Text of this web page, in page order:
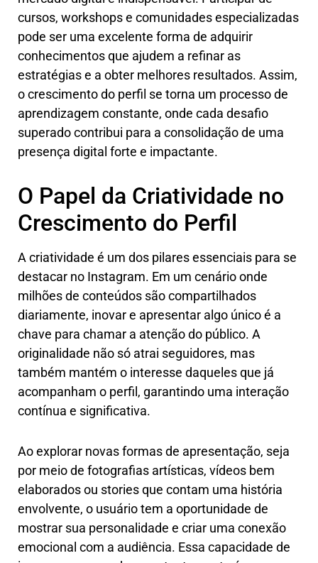
cursos, workshops e comunidades especializadas
pode ser uma excelente forma de adquirir
conhecimentos que ajudem a refinar as
estratégias e a obter melhores resultados. Assim,
o crescimento do perfil se torna um processo de
aprendizagem constante, onde cada desafio
superado contribui para a consolidação de uma
presença digital forte e impactante.
O Papel da Criatividade no
Crescimento do Perfil
A criatividade é um dos pilares essenciais para se
destacar no Instagram. Em um cenário onde
milhões de conteúdos são compartilhados
diariamente, inovar e apresentar algo único é a
chave para chamar a atenção do público. A
originalidade não só atrai seguidores, mas
também mantém o interesse daqueles que já
acompanham o perfil, garantindo uma interação
contínua e significativa.
Ao explorar novas formas de apresentação, seja
por meio de fotografias artísticas, vídeos bem
elaborados ou stories que contam uma história
envolvente, o usuário tem a oportunidade de
mostrar sua personalidade e criar uma conexão
emocional com a audiência. Essa capacidade de